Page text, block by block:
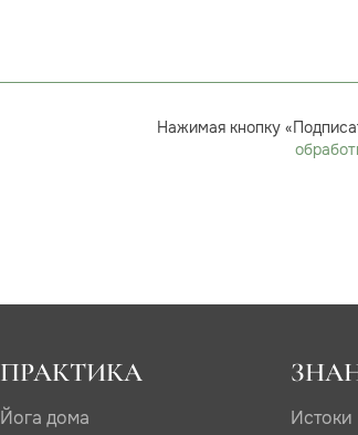
Нажимая кнопку
ПРАКТИКА
Йога дома
Истоки